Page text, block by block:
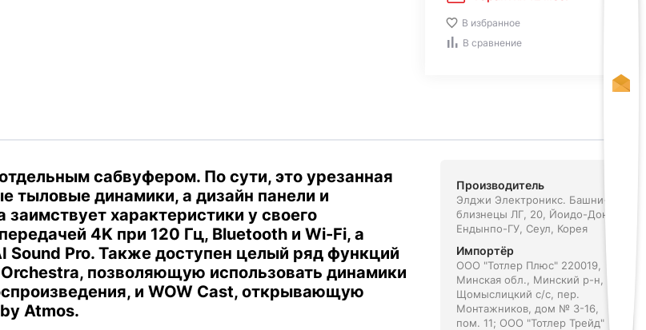
В избранное
В сравнение
сабвуфером. По сути, это урезанная
тыловые динамики, а дизайн панели и
характеристики у своего
4K при 120 Гц, Bluetooth и Wi-Fi, а
Sound Pro. Также доступен целый ряд функций
позволяющую использовать динамики
и WOW Cast, открывающую
Atmos.
Производитель
Элджи Электроникс. Башни-
близнецы ЛГ, 20, Йоидо-Дон,
Ендынпо-ГУ, Сеул, Корея
Импортёр
ООО "Тотлер Плюс" 220019,
Минская обл., Минский р-н,
Щомыслицкий с/с, пер.
Монтажников, дом № 3-16,
пом. 11; ООО "Тотлер Трейд"